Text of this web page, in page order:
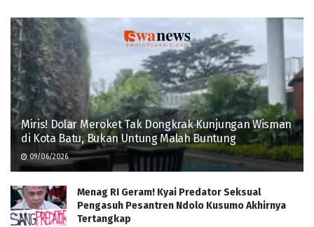
Miris! Dolar Meroket Tak Dongkrak Kunjungan Wisman
di Kota Batu, Bukan Untung Malah Buntung
09/06/2026
Menag RI Geram! Kyai Predator Seksual
Pengasuh Pesantren Ndolo Kusumo Akhirnya
Tertangkap